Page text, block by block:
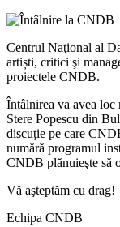
Centrul Naţional al
artiști, critici şi
proiectele CNDB.
Întâlnirea va avea loc
Stere Popescu din
discuţie pe care
numără programul
CNDB plănuieşte să
Vă aşteptăm cu drag!
Echipa CNDB